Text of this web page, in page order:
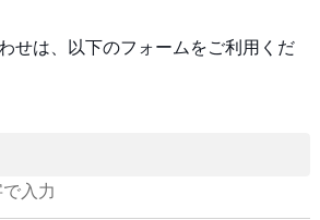
せは、以下のフォームをご利用くだ
入力